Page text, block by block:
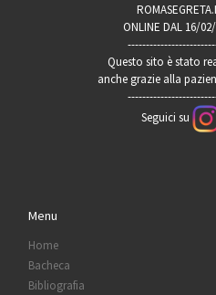
ONLINE DAL 16/
Questo sito è stato
anche grazie alla
Seguici su
Menu
Home
Bacheca
Bibliografia